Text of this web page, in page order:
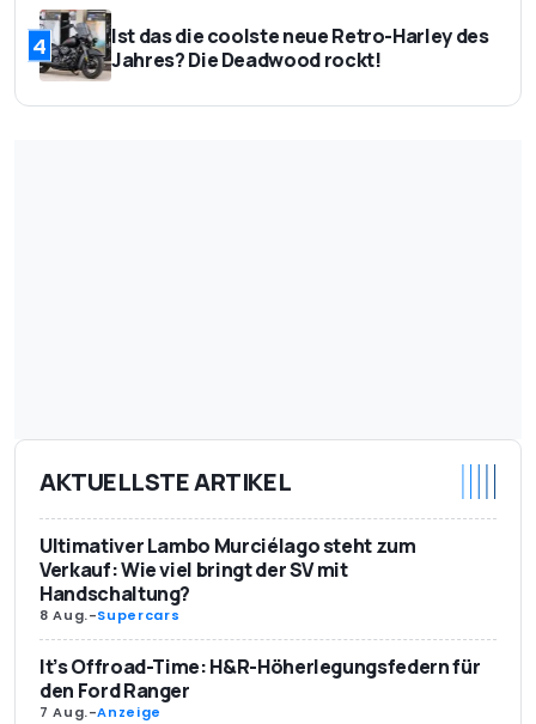
4
Ist das die coolste neue Retro-Harley des
Jahres? Die Deadwood rockt!
AKTUELLSTE ARTIKEL
Ultimativer Lambo Murciélago steht zum
Verkauf: Wie viel bringt der SV mit
Handschaltung?
8 Aug.-Supercars
It’s Offroad-Time: H&R-Höherlegungsfedern für
den Ford Ranger
7 Aug.-Anzeige